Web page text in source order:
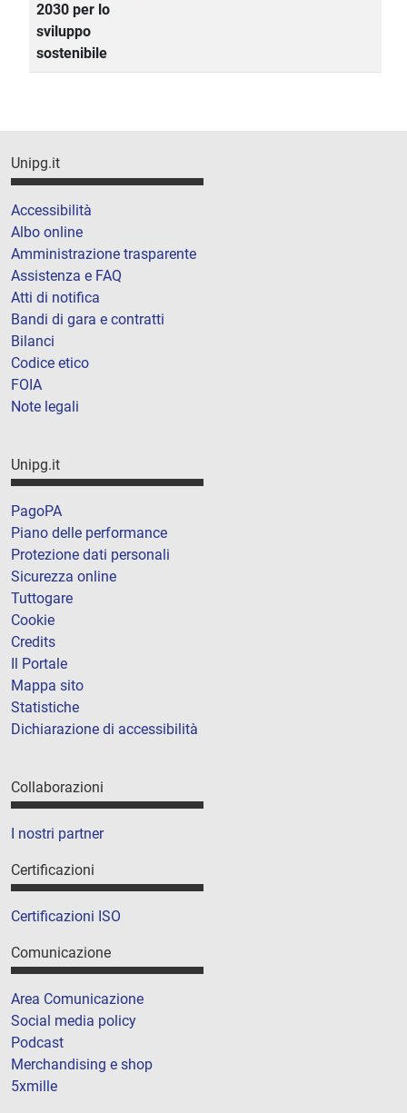
2030 per lo
sviluppo
sostenibile
Unipg.it
Accessibilità
Albo online
Amministrazione trasparente
Assistenza e FAQ
Atti di notifica
Bandi di gara e contratti
Bilanci
Codice etico
FOIA
Note legali
Unipg.it
PagoPA
Piano delle performance
Protezione dati personali
Sicurezza online
Tuttogare
Cookie
Credits
Il Portale
Mappa sito
Statistiche
Dichiarazione di accessibilità
Collaborazioni
I nostri partner
Certificazioni
Certificazioni ISO
Comunicazione
Area Comunicazione
Social media policy
Podcast
Merchandising e shop
5xmille